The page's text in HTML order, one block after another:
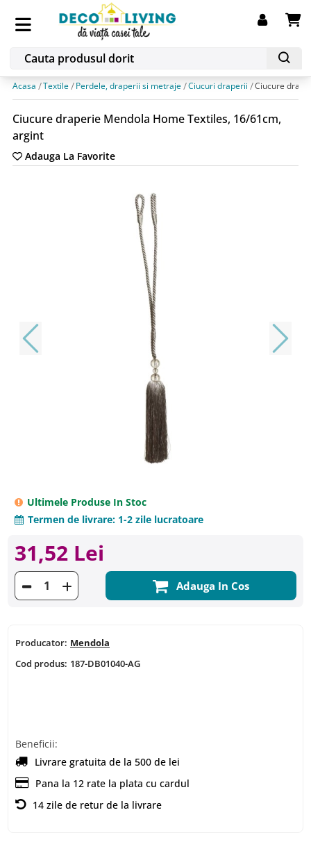
Acasa Textile Perdele, draperii si metraje Ciucuri draperii Ciucure
Ciucure draperie Mendola Home Textiles, 16/61cm,
argint
Adauga La Favorite
Producator: Mendola
Cod produs: 187-DB01040-AG
Beneficii:
Livrare gratuita de la 500 de lei
Pana la 12 rate la plata cu cardul
14 zile de retur de la livrare
Ultimele Produse In Stoc
Termen de livrare: 1-2 zile lucratoare
31,52 Lei
Adauga In Cos